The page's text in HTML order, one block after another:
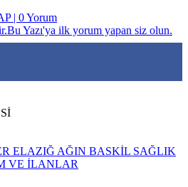
| 0 Yorum
Yazı'ya ilk yorum yapan siz olun.
ELAZIĞ AĞIN BASKİL SAĞLIK
VE İLANLAR